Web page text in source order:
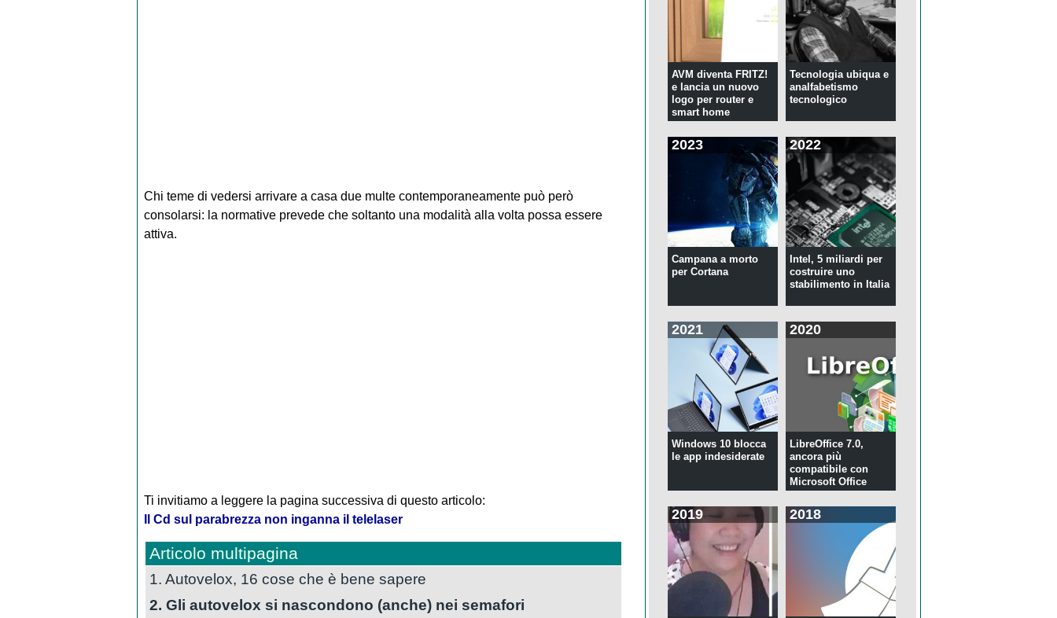
Chi teme di vedersi arrivare a casa due multe contemporaneamente può però
consolarsi: la normative prevede che soltanto una modalità alla volta possa essere
attiva.
Ti invitiamo a leggere la pagina successiva di questo articolo:
Il Cd sul parabrezza non inganna il telelaser
Articolo multipagina
1. Autovelox, 16 cose che è bene sapere
2. Gli autovelox si nascondono (anche) nei semafori
AVM diventa FRITZ!
e lancia un nuovo
logo per router e
smart home
Tecnologia ubiqua e
analfabetismo
tecnologico
2023
Campana a morto
per Cortana
2022
Intel, 5 miliardi per
costruire uno
stabilimento in Italia
2021
Windows 10 blocca
le app indesiderate
2020
LibreOffice 7.0,
ancora più
compatibile con
Microsoft Office
2019 2018